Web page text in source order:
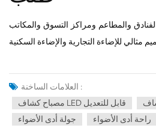
والمطاعم ومراكز التسوق والمكاتب
العلامات الساخنة :
مصباح كشاف LED قابل للتعديل
جولة أدى الأضواء
راحة أدى الأضواء